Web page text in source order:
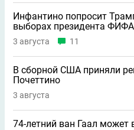
Инфантино попросит
выборах президента ФИФА
3 августа 11
В сборной США приняли
Почеттино
3 августа
74-летний ван Гаал может